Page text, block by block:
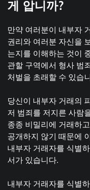
게 압니까?
만약 여러분이 내부자
권리와 여러분 자신을
는지를 이해하는 것이
관할 구역에서 형사 범
처벌을 초래할 수 있습
당신이 내부자 거래의
저 범죄를 저지른 사람
종종 비밀리에 거래하
공개하지 않기 때문에
내부자 거래자를 식별
서가 있습니다.
내부자 거래자를 식별